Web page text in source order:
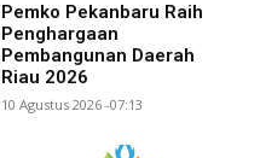
Pemko Pekanbaru Raih
Penghargaan
Pembangunan Daerah
Riau 2026
10 Agustus 2026 -07:13